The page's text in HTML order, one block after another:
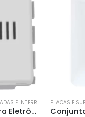
PLACAS E SUPORTES DE TOMADAS E INTERRUPTORES
Conjunto 1 Interruptor Paralelo Aria250v/ 6a + 1 Tomada 2p + T250v/ 10a – Tramontina